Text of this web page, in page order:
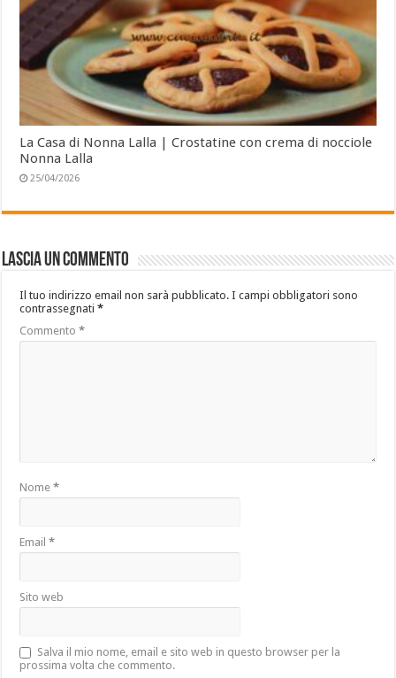
La Casa di Nonna Lalla | Crostatine con crema di nocciole
Nonna Lalla
25/04/2026
Lascia un commento
Il tuo indirizzo email non sarà pubblicato. I campi obbligatori sono
contrassegnati*
Commento*
Nome*
Email*
Sito web
Salva il mio nome, email e sito web in questo browser per la
prossima volta che commento.